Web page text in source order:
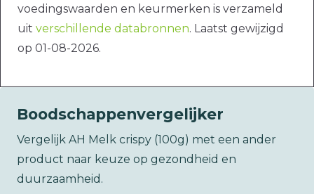
voedingswaarden en keurmerken is verzameld
uit verschillende databronnen. Laatst gewijzigd
op 01-08-2026.
Boodschappenvergelijker
Vergelijk AH Melk crispy (100g) met een ander
product naar keuze op gezondheid en
duurzaamheid.